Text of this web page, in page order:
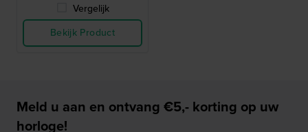
Vergelijk
Bekijk Product
Meld u aan en ontvang €5,- korting op uw
horloge!